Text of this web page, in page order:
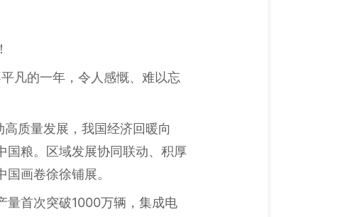
凡的一年，令人感慨、难以忘
质量发展，我国经济回暖向
国粮。区域发展协同联动、积厚
画卷徐徐铺展。
量首次突破1000万辆，集成电